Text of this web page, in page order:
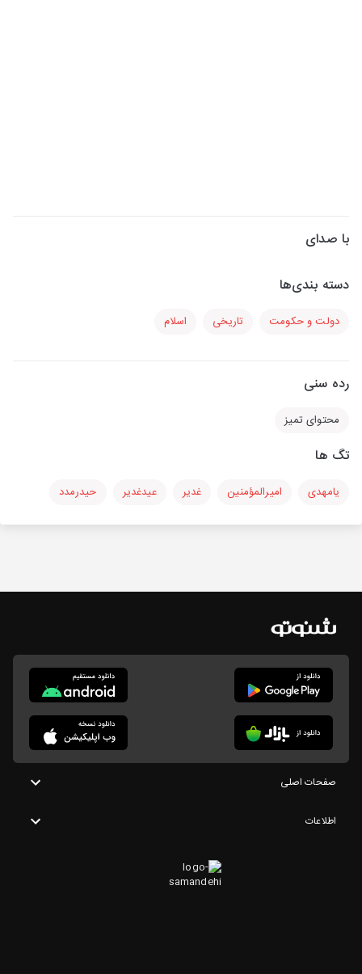
با صدای
دسته بندی‌ها
دولت و حکومت تاریخی اسلام
رده سنی
محتوای تمیز
تگ ها
یامهدی امیرالمؤمنین غدیر عیدغدیر حیدرمدد
صفحات اصلی
اطلاعات